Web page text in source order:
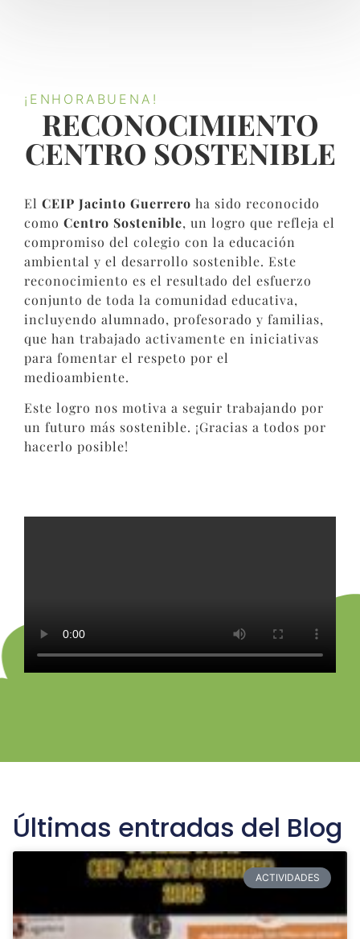
¡ENHORABUENA!
RECONOCIMIENTO
CENTRO SOSTENIBLE​
El CEIP Jacinto Guerrero ha sido reconocido
como Centro Sostenible, un logro que refleja el
compromiso del colegio con la educación
ambiental y el desarrollo sostenible. Este
reconocimiento es el resultado del esfuerzo
conjunto de toda la comunidad educativa,
incluyendo alumnado, profesorado y familias,
que han trabajado activamente en iniciativas
para fomentar el respeto por el
medioambiente.
Este logro nos motiva a seguir trabajando por
un futuro más sostenible. ¡Gracias a todos por
hacerlo posible!
Últimas entradas del Blog
ACTIVIDADES